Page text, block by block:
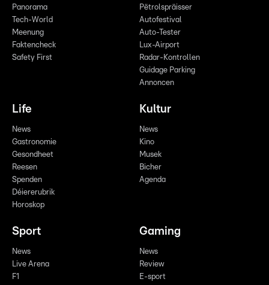
Panorama
Tech-World
Meenung
Faktencheck
Safety First
Pëtrolspräisser
Autofestival
Auto-Tester
Lux-Airport
Radar-Kontrollen
Guidage Parking
Annoncen
Life
News
Gastronomie
Gesondheet
Reesen
Spenden
Déiererubrik
Horoskop
Kultur
News
Kino
Musek
Bicher
Agenda
Sport
News
Live Arena
F1
Gaming
News
Review
E-sport